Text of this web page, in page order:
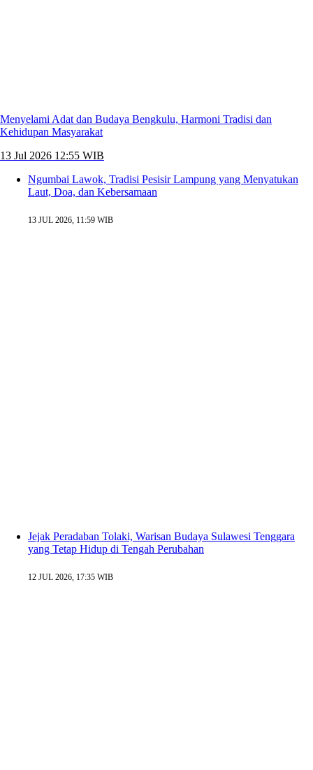
Menyelami Adat dan Budaya Bengkulu, Harmoni Tradisi dan
Kehidupan Masyarakat
13 Jul 2026 12:55 WIB
Ngumbai Lawok, Tradisi Pesisir Lampung yang Menyatukan
Laut, Doa, dan Kebersamaan
13 JUL 2026, 11:59 WIB
Jejak Peradaban Tolaki, Warisan Budaya Sulawesi Tenggara
yang Tetap Hidup di Tengah Perubahan
12 JUL 2026, 17:35 WIB